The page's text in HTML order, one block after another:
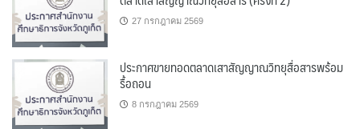
27 กรกฎาคม 2569
ประกาศขายทอดตลาดเสาสัญญาณวิทยุสื่อสารพร้อม
รื้อถอน
8 กรกฎาคม 2569